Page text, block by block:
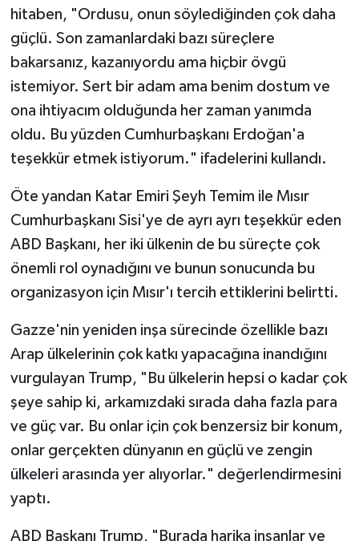
hitaben, "Ordusu, onun söylediğinden çok daha
güçlü. Son zamanlardaki bazı süreçlere
bakarsanız, kazanıyordu ama hiçbir övgü
istemiyor. Sert bir adam ama benim dostum ve
ona ihtiyacım olduğunda her zaman yanımda
oldu. Bu yüzden Cumhurbaşkanı Erdoğan'a
teşekkür etmek istiyorum." ifadelerini kullandı.
Öte yandan Katar Emiri Şeyh Temim ile Mısır
Cumhurbaşkanı Sisi'ye de ayrı ayrı teşekkür eden
ABD Başkanı, her iki ülkenin de bu süreçte çok
önemli rol oynadığını ve bunun sonucunda bu
organizasyon için Mısır'ı tercih ettiklerini belirtti.
Gazze'nin yeniden inşa sürecinde özellikle bazı
Arap ülkelerinin çok katkı yapacağına inandığını
vurgulayan Trump, "Bu ülkelerin hepsi o kadar çok
şeye sahip ki, arkamızdaki sırada daha fazla para
ve güç var. Bu onlar için çok benzersiz bir konum,
onlar gerçekten dünyanın en güçlü ve zengin
ülkeleri arasında yer alıyorlar." değerlendirmesini
yaptı.
ABD Başkanı Trump, "Burada harika insanlar ve